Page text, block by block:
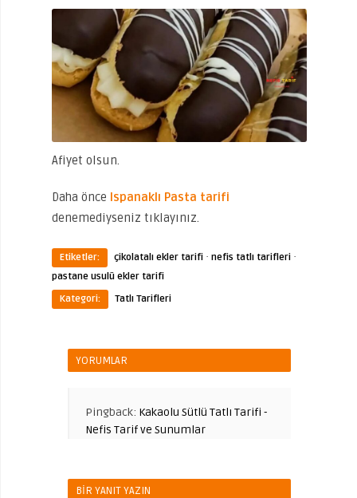
Afiyet olsun.
Daha önce Ispanaklı Pasta tarifi
denemediyseniz tıklayınız.
Etiketler: çikolatalı ekler tarifi · nefis tatlı tarifleri ·
pastane usulü ekler tarifi
Kategori:
Tatlı Tarifleri
YORUMLAR
Pingback: Kakaolu Sütlü Tatlı Tarifi -
Nefis Tarif ve Sunumlar
BIR YANIT YAZIN